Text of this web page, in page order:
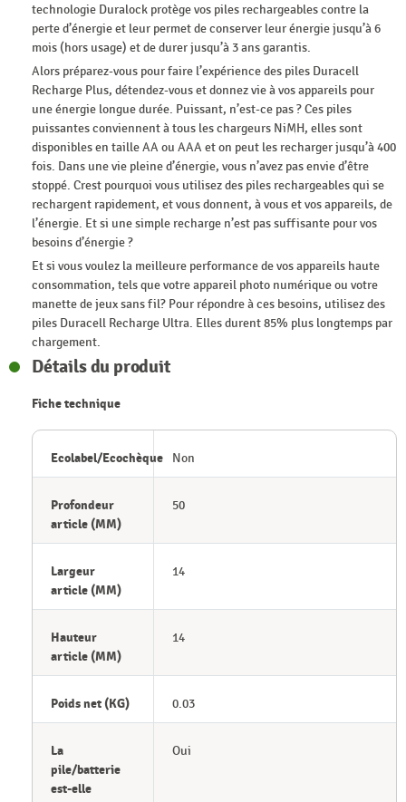
technologie Duralock protège vos piles rechargeables contre la
perte d’énergie et leur permet de conserver leur énergie jusqu’à 6
mois (hors usage) et de durer jusqu’à 3 ans garantis.
Alors préparez-vous pour faire l’expérience des piles Duracell
Recharge Plus, détendez-vous et donnez vie à vos appareils pour
une énergie longue durée. Puissant, n’est-ce pas ? Ces piles
puissantes conviennent à tous les chargeurs NiMH, elles sont
disponibles en taille AA ou AAA et on peut les recharger jusqu’à 400
fois. Dans une vie pleine d’énergie, vous n’avez pas envie d’être
stoppé. Crest pourquoi vous utilisez des piles rechargeables qui se
rechargent rapidement, et vous donnent, à vous et vos appareils, de
l’énergie. Et si une simple recharge n’est pas suffisante pour vos
besoins d’énergie ?
Et si vous voulez la meilleure performance de vos appareils haute
consommation, tels que votre appareil photo numérique ou votre
manette de jeux sans fil? Pour répondre à ces besoins, utilisez des
piles Duracell Recharge Ultra. Elles durent 85% plus longtemps par
chargement.
Détails du produit
Fiche technique
Ecolabel/Ecochèque Non
Profondeur
article (MM)
50
Largeur
article (MM)
14
Hauteur
article (MM)
14
Poids net (KG) 0.03
La
pile/batterie
est-elle
Oui